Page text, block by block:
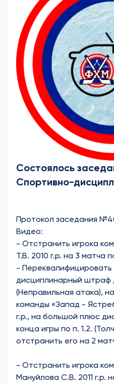
Состоялось
Спортивно-
Протокол заседания
Видео:
- Отстранить игрока
Т.В. 2010 г.р. на 3 матча
-
дисциплинарный штраф
(Неправильная атака),
команды «Запад -
г.р., на большой плюс
конца игры по п. 1.2.
отстранить его на 2
- Отстранить игрока
Мануйлова С.В. 2011 г.р.